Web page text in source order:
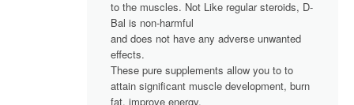
to the muscles. Not Like regular steroids, D-
Bal is non-harmful
and does not have any adverse unwanted
effects.
These pure supplements allow you to to
attain significant muscle development, burn
fat, improve energy,